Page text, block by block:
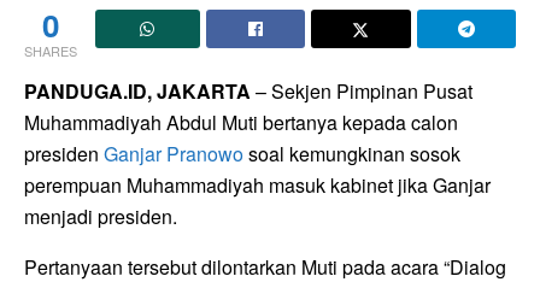
0
SHARES
PANDUGA.ID, JAKARTA – Sekjen Pimpinan Pusat
Muhammadiyah Abdul Muti bertanya kepada calon
presiden Ganjar Pranowosoal kemungkinan sosok
perempuan Muhammadiyah masuk kabinet jika Ganjar
menjadi presiden.
Pertanyaan tersebut dilontarkan Muti pada acara “Dialog